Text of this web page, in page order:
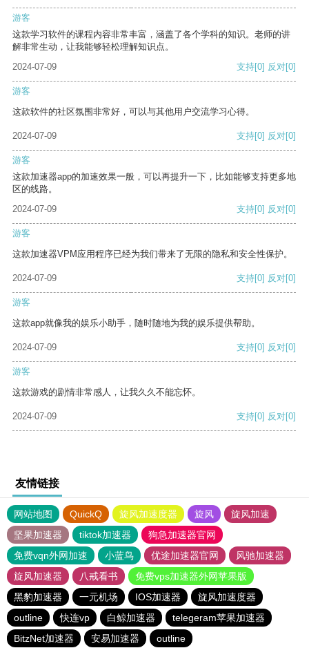
游客
这款学习软件的课程内容非常丰富，涵盖了各个学科的知识。老师的讲
解非常生动，让我能够轻松理解知识点。
2024-07-09
支持[0] 反对[0]
游客
这款软件的社区氛围非常好，可以与其他用户交流学习心得。
2024-07-09 支持[0] 反对[0]
游客
这款加速器app的加速效果一般，可以再提升一下，比如能够支持更多地
区的线路。
2024-07-09
支持[0] 反对[0]
游客
这款加速器VPM应用程序已经为我们带来了无限的隐私和安全性保护。
2024-07-09 支持[0] 反对[0]
游客
这款app就像我的娱乐小助手，随时随地为我的娱乐提供帮助。
2024-07-09 支持[0] 反对[0]
游客
这款游戏的剧情非常感人，让我久久不能忘怀。
2024-07-09 支持[0] 反对[0]
友情链接
网站地图 QuickQ 旋风加速度器 旋风
旋风加速
坚果加速器
tiktok加速器
狗急加速器官网
免费vqn外网加速
小蓝鸟 优途加速器官网
风驰加速器
旋风加速器
八戒看书
免费vps加速器外网苹果版
黑豹加速器
一元机场 IOS加速器
旋风加速度器
outline
快连vp 白鲸加速器
telegeram苹果加速器
BitzNet加速器
安易加速器 outline